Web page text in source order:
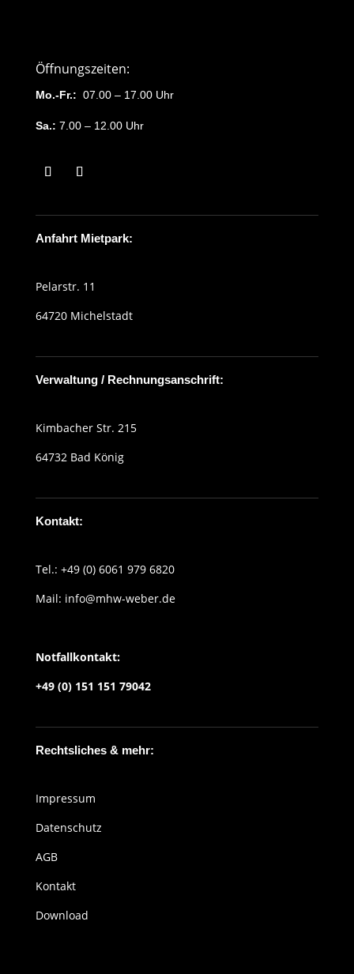
Öffnungszeiten:
Mo.-Fr.: 07.00 – 17.00 Uhr
Sa.: 7.00 – 12.00 Uhr
Anfahrt Mietpark:
Pelarstr. 11
64720 Michelstadt
Verwaltung / Rechnungsanschrift:
Kimbacher Str. 215
64732 Bad König
Kontakt:
Tel.: +49 (0) 6061 979 6820
Mail: info@mhw-weber.de
Notfallkontakt:
+49 (0) 151 151 79042
Rechtsliches & mehr:
Impressum
Datenschutz
AGB
Kontakt
Download